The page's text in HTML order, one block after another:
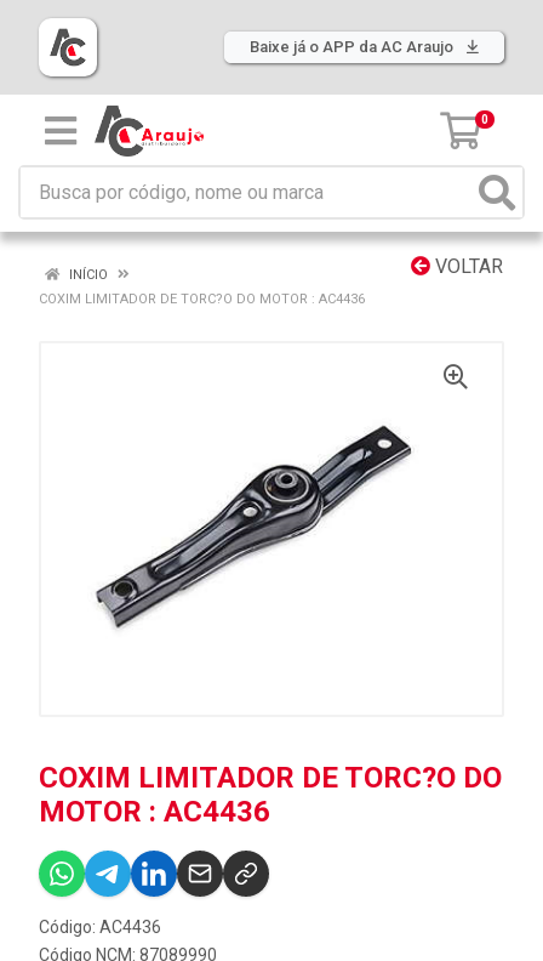
Baixe já o APP da AC Araujo
0
VOLTAR
INÍCIO
COXIM LIMITADOR DE TORC?O DO MOTOR : AC4436
COXIM LIMITADOR DE TORC?O DO
MOTOR : AC4436
Código: AC4436
Código NCM: 87089990